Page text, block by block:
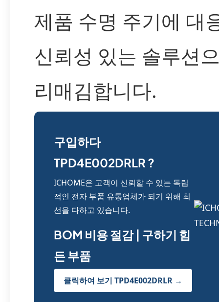
제품 수명 주기에 대
신뢰성 있는 솔루션
리매김합니다.
구입하다
TPD4E002DRLR ?
ICHOME은 고객이 신뢰할 수 있는 독립
적인 전자 부품 유통업체가 되기 위해 최
선을 다하고 있습니다.
BOM 비용 절감 | 구하기 힘
든 부품
클릭하여 보기 TPD4E002DRLR →